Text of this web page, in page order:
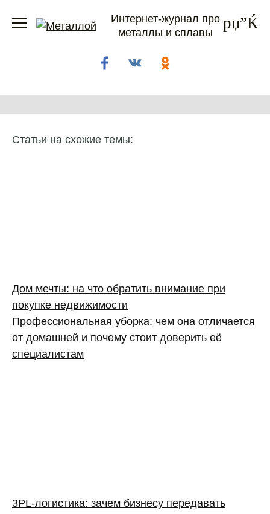
Интернет-журнал про
металлы и сплавы
Статьи на схожие темы:
Дом мечты: на что обратить внимание при
покупке недвижимости
Профессиональная уборка: чем она отличается
от домашней и почему стоит доверить её
специалистам
3PL‑логистика: зачем бизнесу передавать